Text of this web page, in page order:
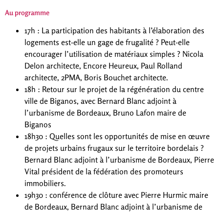
Au programme
17h : La participation des habitants à l’élaboration des
logements est-elle un gage de frugalité ? Peut-elle
encourager l’utilisation de matériaux simples ? Nicola
Delon architecte, Encore Heureux, Paul Rolland
architecte, 2PMA, Boris Bouchet architecte.
18h : Retour sur le projet de la régénération du centre
ville de Biganos, avec Bernard Blanc adjoint à
l’urbanisme de Bordeaux, Bruno Lafon maire de
Biganos
18h30 : Quelles sont les opportunités de mise en œuvre
de projets urbains frugaux sur le territoire bordelais ?
Bernard Blanc adjoint à l’urbanisme de Bordeaux, Pierre
Vital président de la fédération des promoteurs
immobiliers.
19h30 : conférence de clôture avec Pierre Hurmic maire
de Bordeaux, Bernard Blanc adjoint à l’urbanisme de